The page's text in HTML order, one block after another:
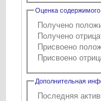
Оценка содержимого
Получено
Получено
Присвоено
Присвоено
Дополнительная
Последняя